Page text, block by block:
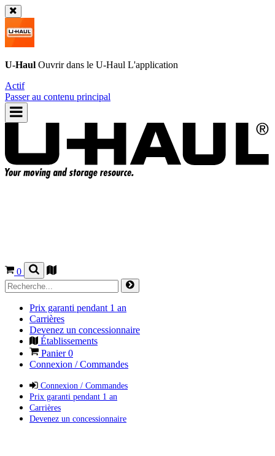
U-Haul Ouvrir dans le U-Haul L'application
Actif
Passer au contenu principal
0
Prix garanti pendant 1 an
Carrières
Devenez un concessionnaire
Établissements
Panier0
Connexion / Commandes
Connexion / Commandes
Prix garanti pendant 1 an
Carrières
Devenez un concessionnaire